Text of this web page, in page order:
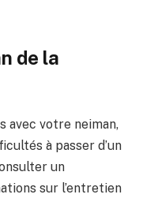
de la
avec votre neiman,
à passer d’un
un
sur l’entretien